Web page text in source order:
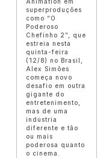
superproduções
como “O
Poderoso
Chefinho 2”, que
estreia nesta
quinta-feira
(12/8) no Brasil,
Alex Simões
começa novo
desafio em outra
gigante do
entretenimento,
mas de uma
indústria
diferente e tão
ou mais
poderosa quanto
o cinema.